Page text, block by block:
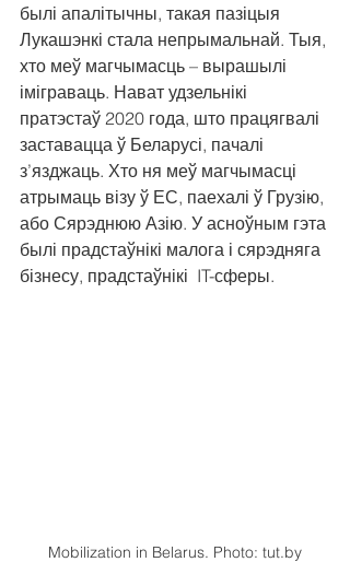
былі апалітычны, такая пазіцыя
Лукашэнкі стала непрымальнай. Тыя,
хто меў магчымасць – вырашылі
іміграваць. Нават удзельнікі
пратэстаў 2020 года, што працягвалі
заставацца ў Беларусі, пачалі
з’язджаць. Хто ня меў магчымасці
атрымаць візу ў ЕС, паехалі ў Грузію,
або Сярэднюю Азію. У асноўным гэта
былі прадстаўнікі малога і сярэдняга
бізнесу, прадстаўнікі  IT-сферы.
Mobilization in Belarus. Photo: tut.by